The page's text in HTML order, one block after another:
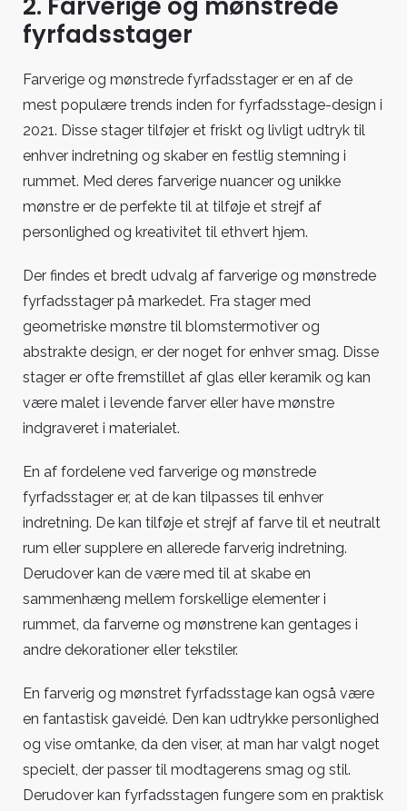
2. Farverige og mønstrede
fyrfadsstager
Farverige og mønstrede fyrfadsstager er en af de
mest populære trends inden for fyrfadsstage-design i
2021. Disse stager tilføjer et friskt og livligt udtryk til
enhver indretning og skaber en festlig stemning i
rummet. Med deres farverige nuancer og unikke
mønstre er de perfekte til at tilføje et strejf af
personlighed og kreativitet til ethvert hjem.
Der findes et bredt udvalg af farverige og mønstrede
fyrfadsstager på markedet. Fra stager med
geometriske mønstre til blomstermotiver og
abstrakte design, er der noget for enhver smag. Disse
stager er ofte fremstillet af glas eller keramik og kan
være malet i levende farver eller have mønstre
indgraveret i materialet.
En af fordelene ved farverige og mønstrede
fyrfadsstager er, at de kan tilpasses til enhver
indretning. De kan tilføje et strejf af farve til et neutralt
rum eller supplere en allerede farverig indretning.
Derudover kan de være med til at skabe en
sammenhæng mellem forskellige elementer i
rummet, da farverne og mønstrene kan gentages i
andre dekorationer eller tekstiler.
En farverig og mønstret fyrfadsstage kan også være
en fantastisk gaveidé. Den kan udtrykke personlighed
og vise omtanke, da den viser, at man har valgt noget
specielt, der passer til modtagerens smag og stil.
Derudover kan fyrfadsstagen fungere som en praktisk